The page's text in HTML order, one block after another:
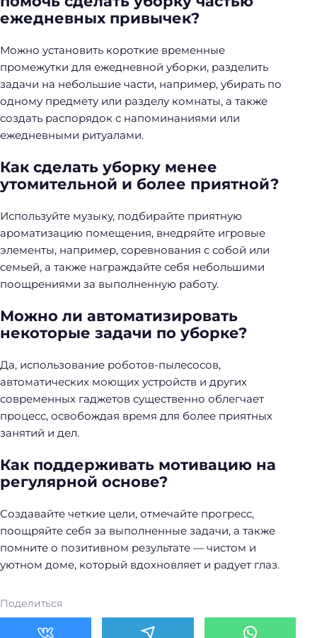
ежедневных привычек?
Можно установить короткие временные
промежутки для ежедневной уборки, разделить
задачи на небольшие части, например, убирать по
одному предмету или разделу комнаты, а также
создать распорядок с напоминаниями или
ежедневными ритуалами.
Как сделать уборку менее
утомительной и более приятной?
Используйте музыку, подбирайте приятную
ароматизацию помещения, внедряйте игровые
элементы, например, соревнования с собой или
семьей, а также награждайте себя небольшими
поощрениями за выполненную работу.
Можно ли автоматизировать
некоторые задачи по уборке?
Да, использование роботов-пылесосов,
автоматических моющих устройств и других
современных гаджетов существенно облегчает
процесс, освобождая время для более приятных
занятий и дел.
Как поддерживать мотивацию на
регулярной основе?
Создавайте четкие цели, отмечайте прогресс,
поощряйте себя за выполненные задачи, а также
помните о позитивном результате — чистом и
уютном доме, который вдохновляет и радует глаз.
Поделиться